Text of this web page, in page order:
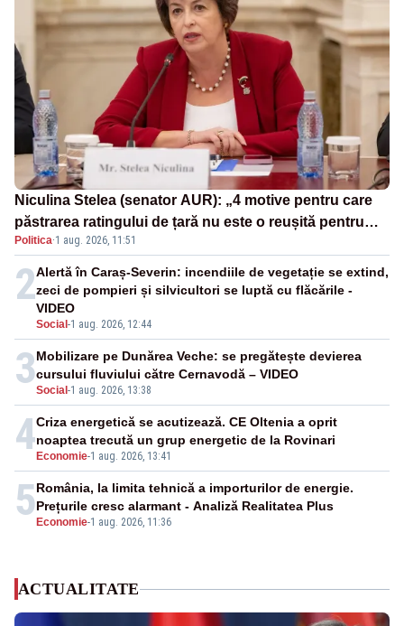
Niculina Stelea (senator AUR): „4 motive pentru care
păstrarea ratingului de țară nu este o reușită pentru
Guvernul Bolojan”
Politica·1 aug. 2026, 11:51
2
Social -1 aug. 2026, 12:44
Alertă în Caraș-Severin: incendiile de vegetație se extind,
zeci de pompieri și silvicultori se luptă cu flăcările -
VIDEO
3Social -1 aug. 2026, 13:38
Mobilizare pe Dunărea Veche: se pregătește devierea
cursului fluviului către Cernavodă – VIDEO
4 Economie-1 aug. 2026, 13:41
Criza energetică se acutizează. CE Oltenia a oprit
noaptea trecută un grup energetic de la Rovinari
5 Economie-1 aug. 2026, 11:36
România, la limita tehnică a importurilor de energie.
Prețurile cresc alarmant - Analiză Realitatea Plus
ACTUALITATE